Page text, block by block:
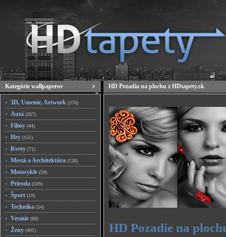
Kategórie wallpaperov
3D, Umenie, Artwork (376)
Autá (367)
Filmy (44)
Hry (155)
Kvety (71)
Mestá a Architektúra (128)
Motocykle (59)
Príroda (509)
Šport (19)
Technika (54)
Vesmír (88)
Ženy (491)
HD Pozadia na plochu z HDtapety.sk
HD Pozadie na